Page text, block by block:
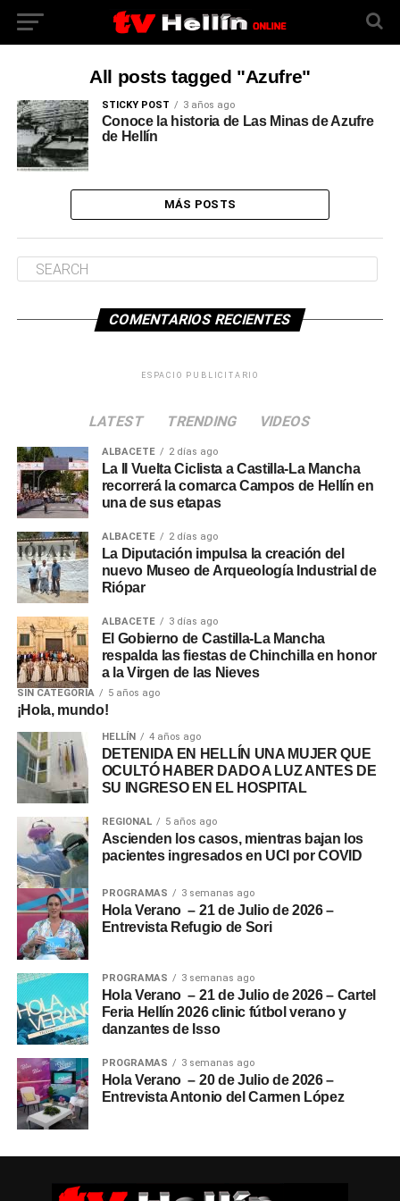
All posts tagged "Azufre"
STICKY POST 3 años ago
Conoce la historia de Las Minas de Azufre
de Hellín
MÁS POSTS
COMENTARIOS RECIENTES
ESPACIO PUBLICITARIO
LATEST TRENDING VIDEOS
ALBACETE 2 días ago
La II Vuelta Ciclista a Castilla-La Mancha
recorrerá la comarca Campos de Hellín en
una de sus etapas
ALBACETE 2 días ago
La Diputación impulsa la creación del
nuevo Museo de Arqueología Industrial de
Riópar
ALBACETE 3 días ago
El Gobierno de Castilla-La Mancha
respalda las fiestas de Chinchilla en honor
a la Virgen de las Nieves
SIN CATEGORÍA 5 años ago
¡Hola, mundo!
HELLÍN 4 años ago
DETENIDA EN HELLÍN UNA MUJER QUE
OCULTÓ HABER DADO A LUZ ANTES DE
SU INGRESO EN EL HOSPITAL
REGIONAL 5 años ago
Ascienden los casos, mientras bajan los
pacientes ingresados en UCI por COVID
PROGRAMAS 3 semanas ago
Hola Verano – 21 de Julio de 2026 –
Entrevista Refugio de Sori
PROGRAMAS 3 semanas ago
Hola Verano – 21 de Julio de 2026 – Cartel
Feria Hellín 2026 clinic fútbol verano y
danzantes de Isso
PROGRAMAS 3 semanas ago
Hola Verano – 20 de Julio de 2026 –
Entrevista Antonio del Carmen López